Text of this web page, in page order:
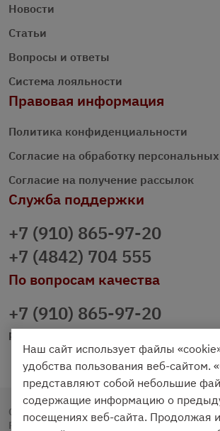
Новости
Статьи
Вопросы и ответы
Система лояльности
Правовая информация
Политика конфиденциальности
Согласие на обработку
Согласие на получение рассылок
Служба поддержки
+7 (910) 865-97-20
+7 (4842) 704 555
По вопросам качества
+7 (910) 865-97-20
prazdnichniy40@palmi.ru
Copyright © 2020 - 2026. Праздничный Стол.
Разработка и продвижение - Vegas Studio
Наш сайт использует файлы
удобства пользования веб-сайтом.
представляют собой небольшие
содержащие информацию о
посещениях веб-сайта. Продолжая